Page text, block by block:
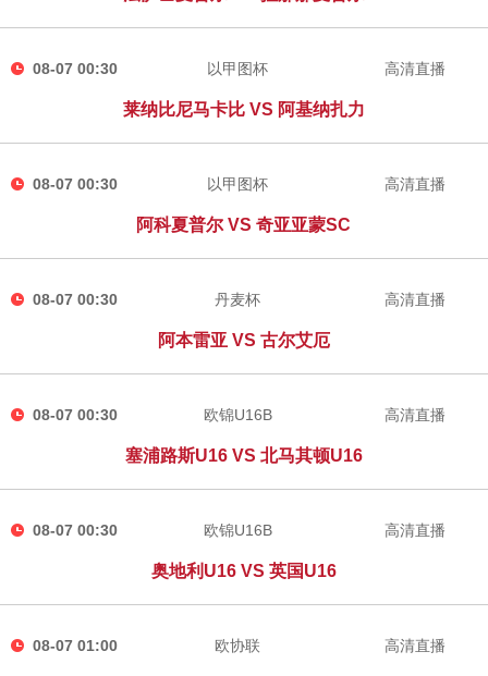
08-07 00:30 以甲图杯
莱纳比尼马卡比 VS 阿基纳扎力
高清直播
08-07 00:30 以甲图杯
阿科夏普尔 VS 奇亚亚蒙SC
高清直播
08-07 00:30 丹麦杯
阿本雷亚 VS 古尔艾厄
高清直播
08-07 00:30 欧锦U16B
塞浦路斯U16 VS 北马其顿U16
高清直播
08-07 00:30 欧锦U16B
奥地利U16 VS 英国U16
高清直播
08-07 01:00 欧协联 高清直播